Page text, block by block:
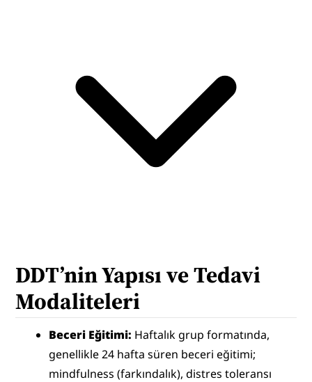
DDT’nin Yapısı ve Tedavi
Modaliteleri
Beceri Eğitimi: Haftalık grup formatında,
genellikle 24 hafta süren beceri eğitimi;
mindfulness (farkındalık), distres toleransı